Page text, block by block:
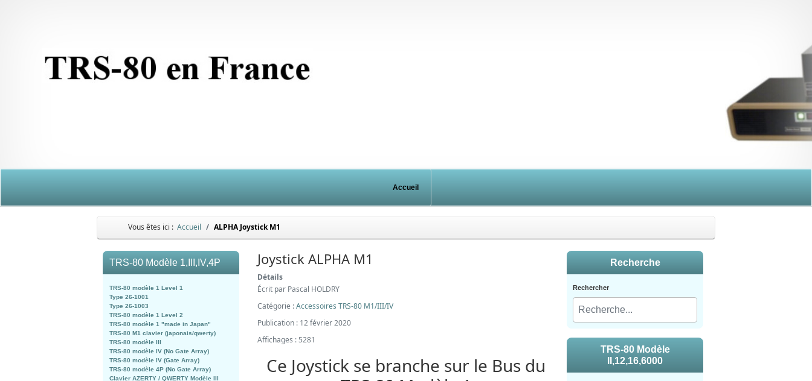
Accueil
Vous êtes ici : Accueil ALPHA Joystick M1
TRS-80 Modèle 1,III,IV,4P
TRS-80 modèle 1 Level 1
Type 26-1001
Type 26-1003
TRS-80 modèle 1 Level 2
TRS-80 modèle 1 "made in Japan"
TRS-80 M1 clavier (japonais/qwerty)
TRS-80 modèle III
TRS-80 modèle IV (No Gate Array)
TRS-80 modèle IV (Gate Array)
TRS-80 modèle 4P (No Gate Array)
Clavier AZERTY / QWERTY Modèle III
Joystick ALPHA M1
Détails
Écrit par Pascal HOLDRY
Catégorie :Accessoires TRS-80 M1/III/IV
Publication : 12 février 2020
Affichages : 5281
Ce Joystick se branche sur le Bus du
Recherche
Rechercher
TRS-80 Modèle
II,12,16,6000